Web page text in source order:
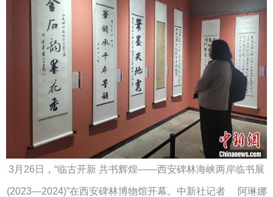
3月26日，“临古开新 共书辉煌——西安碑林海峡两岸临书展
(2023—2024)”在西安碑林博物馆开幕。中新社记者 阿琳娜